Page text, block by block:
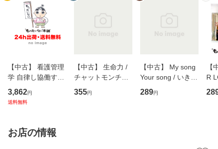
【中古】 看護管理
学 自律し協働する
専門職の看護マネ
ジメントスキル 改
恵 藤本幸三 / 南江
堂 [単行
3,862円
送料無料
【中古】 生命力 /
チャットモンチー /
キューンレコード
[CD]【メール便送
355円
【中古】 My song
Your song / いきも
のがかり / [CD]
【メール便送料無
289円
【
R
産
お店の情報